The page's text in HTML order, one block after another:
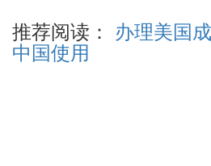
推荐阅读： 办理美国
中国使用